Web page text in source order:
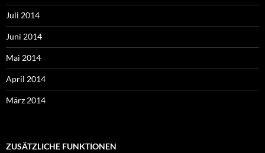
Juli 2014
Juni 2014
Mai 2014
April 2014
März 2014
ZUSÄTZLICHE FUNKTIONEN